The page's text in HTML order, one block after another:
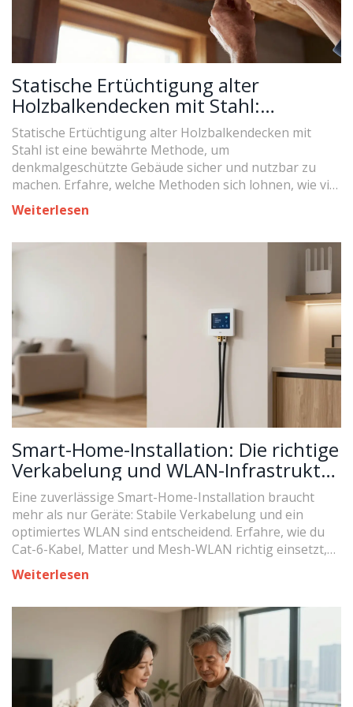
Statische Ertüchtigung alter
Holzbalkendecken mit Stahl:
Methoden, Kosten und Praxis für
Denkmalobjekte
Statische Ertüchtigung alter Holzbalkendecken mit
Stahl ist eine bewährte Methode, um
denkmalgeschützte Gebäude sicher und nutzbar zu
machen. Erfahre, welche Methoden sich lohnen, wie viel
sie kosten und was du vorher prüfen musst.
Weiterlesen
Smart-Home-Installation: Die richtige
Verkabelung und WLAN-Infrastruktur
für ein zuverlässiges Zuhause
Eine zuverlässige Smart-Home-Installation braucht
mehr als nur Geräte: Stabile Verkabelung und ein
optimiertes WLAN sind entscheidend. Erfahre, wie du
Cat-6-Kabel, Matter und Mesh-WLAN richtig einsetzt,
um dein Zuhause wirklich intelligent zu machen.
Weiterlesen